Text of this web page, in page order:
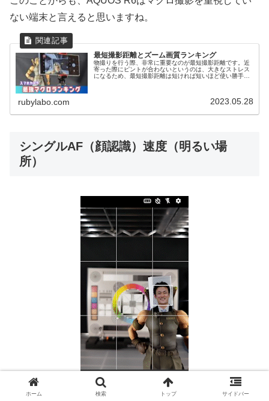
ない端末と言えると思いますね。
最短撮影距離とズーム画質ランキング
物撮りを行う際、非常に重要なのが最短撮影距離です。近
寄った際にピントが合わないというのは、大きなストレス
になるため、最短撮影距離は短ければ短いほど使い勝手は
rubylabo.com 2023.05.28
シングルAF（顔認識）速度（明るい場
所）
ホーム 検索 トップ サイドバー